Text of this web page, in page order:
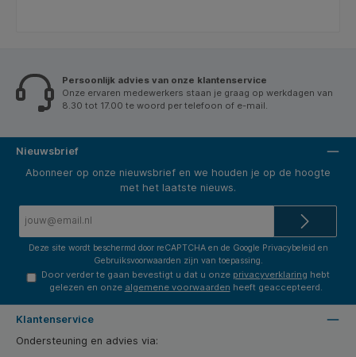
Persoonlijk advies van onze klantenservice
Onze ervaren medewerkers staan je graag op werkdagen van
8.30 tot 17.00 te woord per telefoon of e-mail.
Nieuwsbrief
Abonneer op onze nieuwsbrief en we houden je op de hoogte
met het laatste nieuws.
Deze site wordt beschermd door reCAPTCHA en de Google Privacybeleid en
Gebruiksvoorwaarden zijn van toepassing.
Door verder te gaan bevestigt u dat u onze privacyverklaring hebt
gelezen en onze algemene voorwaarden heeft geaccepteerd.
Klantenservice
Ondersteuning en advies via: